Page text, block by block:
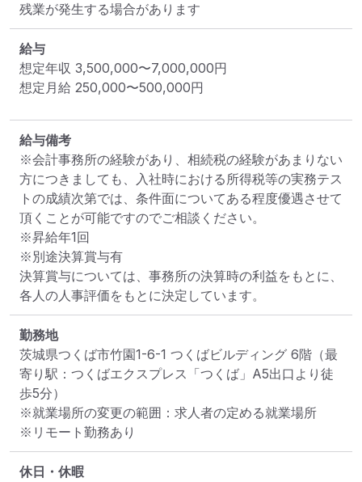
残業が発生する場合があります
給与
想定年収 3,500,000〜7,000,000円
想定月給 250,000〜500,000円
給与備考
※会計事務所の経験があり、相続税の経験があまりない
方につきましても、入社時における所得税等の実務テス
トの成績次第では、条件面についてある程度優遇させて
頂くことが可能ですのでご相談ください。
※昇給年1回
※別途決算賞与有
決算賞与については、事務所の決算時の利益をもとに、
各人の人事評価をもとに決定しています。
勤務地
茨城県つくば市竹園1-6-1 つくばビルディング 6階 （最
寄り駅：つくばエクスプレス「つくば」A5出口より徒
歩5分）
※就業場所の変更の範囲：求人者の定める就業場所
※リモート勤務あり
休日・休暇